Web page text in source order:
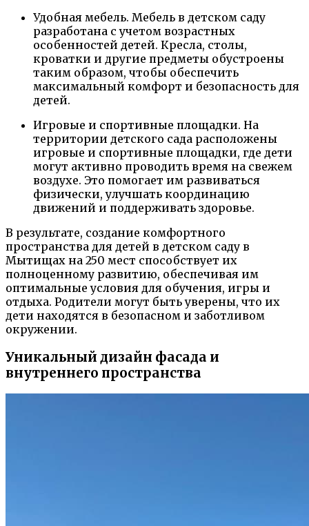
Удобная мебель. Мебель в детском саду
разработана с учетом возрастных
особенностей детей. Кресла, столы,
кроватки и другие предметы обустроены
таким образом, чтобы обеспечить
максимальный комфорт и безопасность для
детей.
Игровые и спортивные площадки. На
территории детского сада расположены
игровые и спортивные площадки, где дети
могут активно проводить время на свежем
воздухе. Это помогает им развиваться
физически, улучшать координацию
движений и поддерживать здоровье.
В результате, создание комфортного
пространства для детей в детском саду в
Мытищах на 250 мест способствует их
полноценному развитию, обеспечивая им
оптимальные условия для обучения, игры и
отдыха. Родители могут быть уверены, что их
дети находятся в безопасном и заботливом
окружении.
Уникальный дизайн фасада и
внутреннего пространства